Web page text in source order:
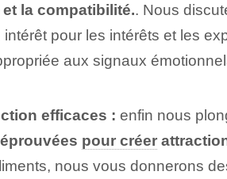
la compatibilité.. Nous
pour les intérêts et les
aux signaux
efficaces : enfin⁢ nous
pour créer
nous vous donnerons